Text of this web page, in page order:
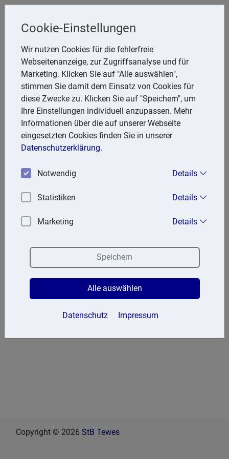
Karl Heinz Tewes
Wellinghofer Hecke 5, 44265 Dortmund
Telefon: 231 462050
E-Mail:tewes.StB@t-online.de
Kontakt
Wellinghofer Hecke 5
Fax: 231 467669
Copyright © 2026 StB Tewes
Cookie-Einstellungen
Wir nutzen Cookies für die fehlerfreie
Webseitenanzeige, zur Zugriffsanalyse und für
Marketing. Klicken Sie auf "Alle auswählen",
stimmen Sie damit dem Einsatz von Cookies für
diese Zwecke zu. Klicken Sie auf "Speichern", um
Ihre Einstellungen individuell anzupassen. Mehr
Informationen über die auf unserer Webseite
eingesetzten Cookies finden Sie in unserer
Datenschutzerklärung.
Notwendig Details
Statistiken Details
Marketing Details
Datenschutz Impressum
Speichern
Alle auswählen